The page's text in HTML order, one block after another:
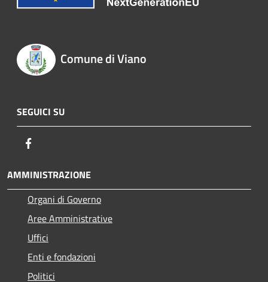
Comune di Viano
SEGUICI SU
AMMINISTRAZIONE
Organi di Governo
Aree Amministrative
Uffici
Enti e fondazioni
Politici